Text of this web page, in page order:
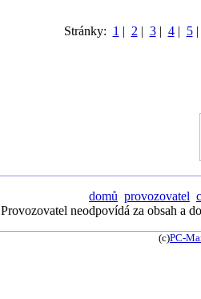
Stránky: 1 | 2 | 3| 4| 5
domů provozovatel
Provozovatel neodpovídá za obsah a
(c)PC-